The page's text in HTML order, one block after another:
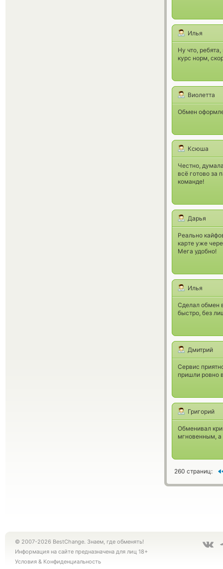
Илья
Ну что,
курс норм,
Виолетта
Обмен
Ксюша
Честно,
всё готово за
команде!
Дарья
Реально
карте уже
Мега удобно!
Илья
Сделал обмен
быстро, без
Дмитрий
Сервис
пришли ровно
Григорий
Обменивал
мгновенным, а
260 страниц:
© 2007-2026 BestChange. Знаем, где обменять!
Информация на сайте предназначена для лиц 18+
Условия & Конфиденциальность